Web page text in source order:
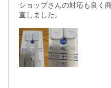
ショップさんの対応も良く